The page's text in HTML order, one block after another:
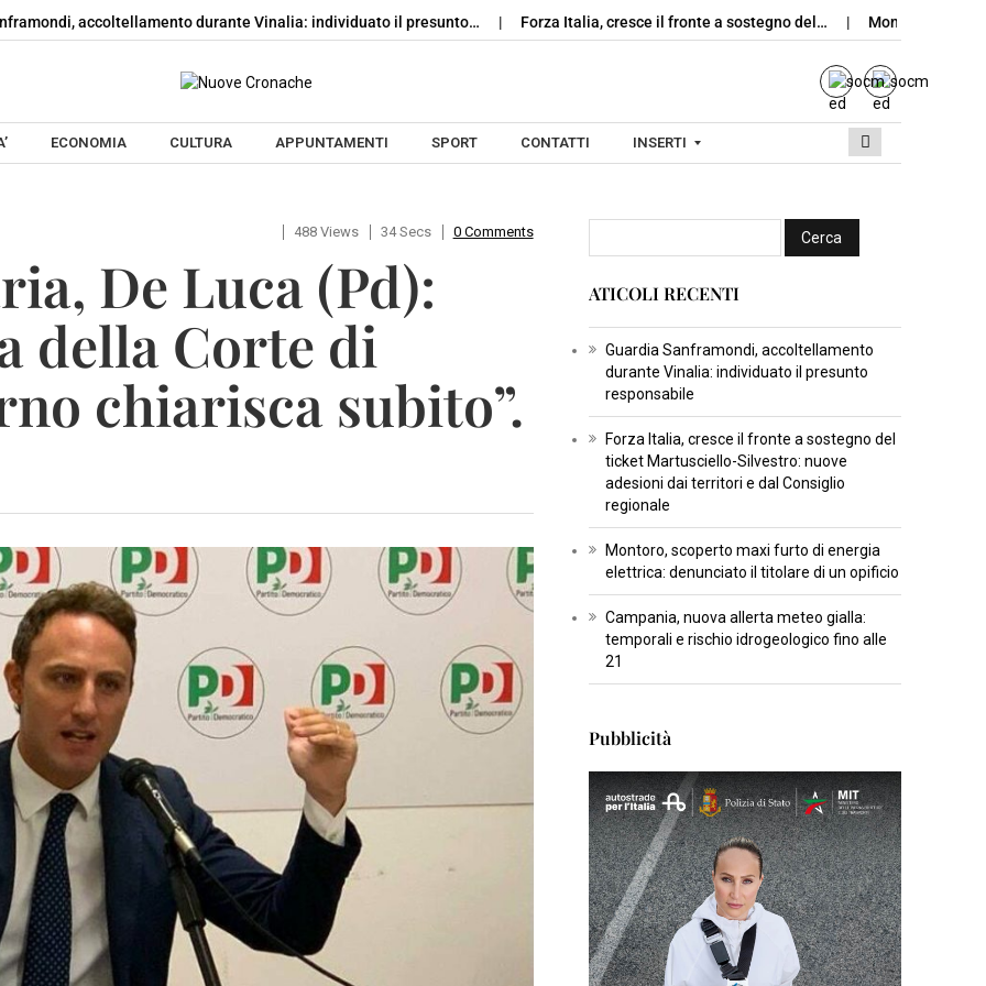
accoltellamento durante Vinalia: individuato il presunto… Forza Italia, cresce il fronte a sostegno del… Montoro,
Skip to content
ECONOMIA CULTURA APPUNTAMENTI SPORT CONTATTI INSERTI
S
R
T
I
C
U
L
U
R
N
E
R
T
I
S
C
I
E
N
488 Views 34 Secs 0 Comments
De Luca (Pd):
della Corte di
chiarisca subito”.
ATICOLI RECENTI
Guardia Sanframondi, accoltellamento
durante Vinalia: individuato il presunto
responsabile
Forza Italia, cresce il fronte a sostegno del
ticket Martusciello-Silvestro: nuove
adesioni dai territori e dal Consiglio
regionale
Montoro, scoperto maxi furto di energia
elettrica: denunciato il titolare di un opificio
Campania, nuova allerta meteo gialla:
temporali e rischio idrogeologico fino alle
21
Pubblicità